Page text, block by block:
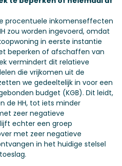
procentuele inkomenseffecten
zou worden ingevoerd, omdat
in eerste instantie
beperken of afschaffen van
vermindert dit relatieve
die vrijkomen uit de
we gedeeltelijk in voor een
budget (KGB). Dit leidt,
de HH, tot iets minder
zeer negatieve
echter een groep
met zeer negatieve
in het huidige stelsel